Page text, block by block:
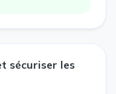
sécuriser les